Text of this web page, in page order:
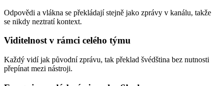
Odpovědi a vlákna se překládají stejně jako zprávy v kanálu, takže
se nikdy neztratí kontext.
Viditelnost v rámci celého týmu
Každý vidí jak původní zprávu, tak překlad švédština bez nutnosti
přepínat mezi nástroji.